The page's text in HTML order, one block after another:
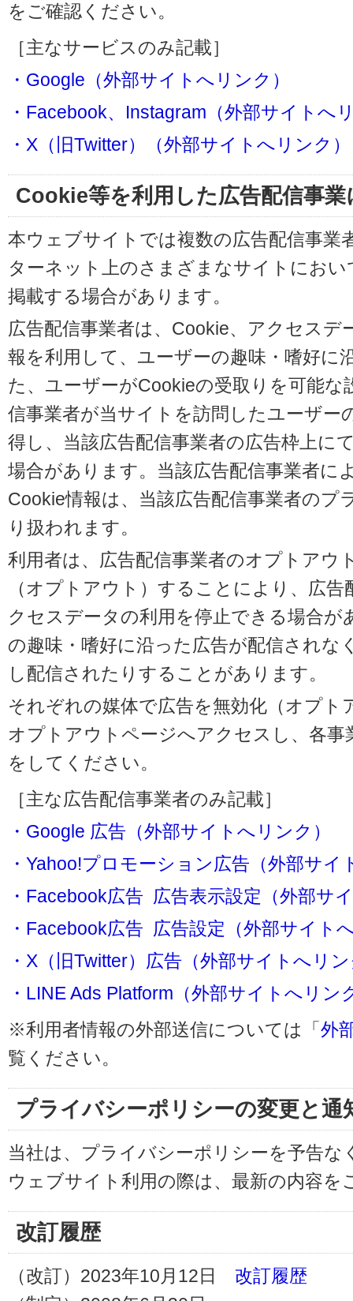
をご確認ください。
［主なサービスのみ記載］
・Google（外部サイトへリンク）
・Facebook、Instagram（外部サイトへ
・X（旧Twitter）（外部サイトへリンク）
Cookie等を利用した広告配信事
本ウェブサイトでは複数の広告配信事業
ターネット上のさまざまなサイトにお
掲載する場合があります。
広告配信事業者は、Cookie、アクセスデ
報を利用して、ユーザーの趣味・嗜好に
た、ユーザーがCookieの受取りを可能
信事業者が当サイトを訪問したユーザー
得し、当該広告配信事業者の広告枠上に
場合があります。当該広告配信事業者に
Cookie情報は、当該広告配信事業者のプ
り扱われます。
利用者は、広告配信事業者のオプトアウ
（オプトアウト）することにより、広
クセスデータの利用を停止できる場合が
の趣味・嗜好に沿った広告が配信されな
し配信されたりすることがあります。
それぞれの媒体で広告を無効化（オプト
オプトアウトページへアクセスし、各
をしてください。
［主な広告配信事業者のみ記載］
・Google 広告（外部サイトへリンク）
・Yahoo!プロモーション広告（外部サイ
・Facebook広告 広告表示設定（外部サ
・Facebook広告 広告設定（外部サイト
・X（旧Twitter）広告（外部サイトへリ
・LINE Ads Platform（外部サイトへリン
※利用者情報の外部送信については「外
覧ください。
プライバシーポリシーの変更と通
当社は、プライバシーポリシーを予告
ウェブサイト利用の際は、最新の内容を
改訂履歴
（改訂）2023年10月12日 改訂履歴